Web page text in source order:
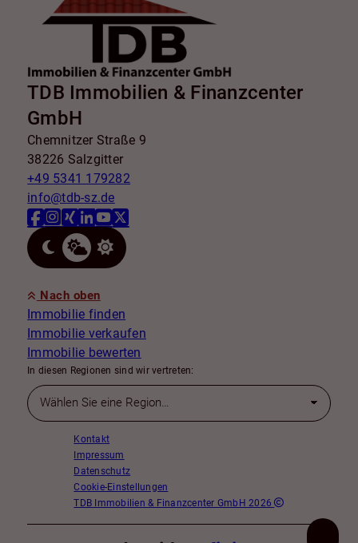
TDB Immobilien & Finanzcenter
GmbH
Chemnitzer Straße 9
38226 Salzgitter
+49 5341 179282
info@tdb-sz.de
In diesen Regionen sind wir vertreten:
Nach oben
Immobilie finden
Immobilie verkaufen
Immobilie bewerten
Kontakt
Impressum
Datenschutz
Cookie-Einstellungen
TDB Immobilien & Finanzcenter GmbH 2026